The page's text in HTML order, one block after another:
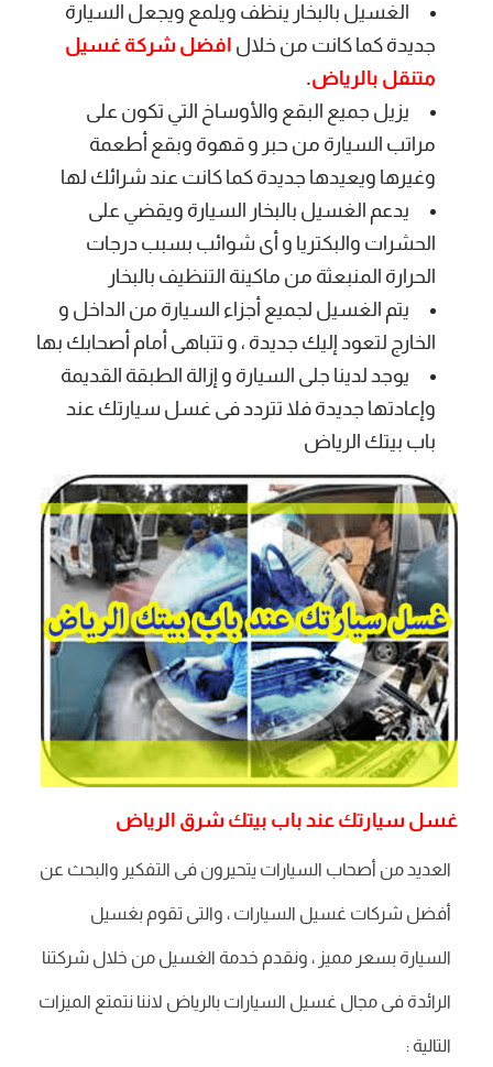
الغسيل بالبخار ينظف ويلمع ويجعل السيارة
جديدة كما كانت من خلال افضل شركة غسيل
متنقل بالرياض.
يزيل جميع البقع والأوساخ التي تكون على
مراتب السيارة من حبر و قهوة وبقع أطعمة
وغيرها ويعيدها جديدة كما كانت عند شرائك لها
يدعم الغسيل بالبخار السيارة ويقضي على
الحشرات والبكتريا و أى شوائب بسبب درجات
الحرارة المنبعثة من ماكينة التنظيف بالبخار
يتم الغسيل لجميع أجزاء السيارة من الداخل و
الخارج لتعود إليك جديدة ، و تتباهى أمام أصحابك بها
يوجد لدينا جلى السيارة و إزالة الطبقة القديمة
وإعادتها جديدة فلا تتردد فى غسل سيارتك عند
باب بيتك الرياض
غسل سيارتك عند باب بيتك شرق الرياض
العديد من أصحاب السيارات يتحيرون فى التفكير والبحث عن
أفضل شركات غسيل السيارات ، والتى تقوم بغسيل
السيارة بسعر مميز ، ونقدم خدمة الغسيل من خلال شركتنا
الرائدة فى مجال غسيل السيارات بالرياض لاننا نتمتع الميزات
التالية :